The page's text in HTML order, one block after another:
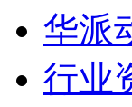
华派
行业